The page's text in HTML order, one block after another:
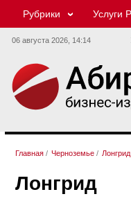
Рубрики Услуги
06 августа 2026, 14:14
Главная / Черноземье / Лонгрид
Лонгрид